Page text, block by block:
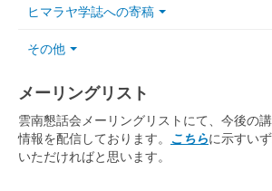
ヒマラヤ学誌への寄稿
その他
メーリングリスト
雲南懇話会メーリングリストにて、今後の
情報を配信しております。 こちらに示すい
いただければと思います。